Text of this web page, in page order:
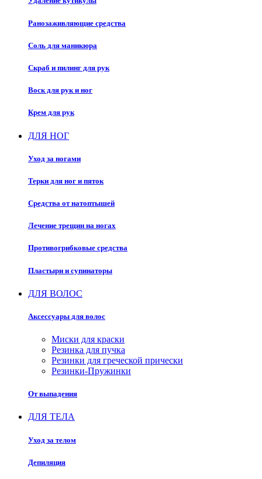
Ранозаживляющие средства
Соль для маникюра
Скраб и пилинг для рук
Воск для рук и ног
Крем для рук
ДЛЯ НОГ
Уход за ногами
Терки для ног и пяток
Средства от натоптышей
Лечение трещин на ногах
Противогрибковые средства
Пластыри и супинаторы
ДЛЯ ВОЛОС
Аксессуары для волос
Миски для краски
Резинка для пучка
Резинки для греческой прически
Резинки-Пружинки
От выпадения
ДЛЯ ТЕЛА
Уход за телом
Депиляция